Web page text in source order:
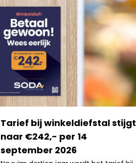
Tarief bij winkeldiefstal stijgt
naar €242,- per 14
september 2026